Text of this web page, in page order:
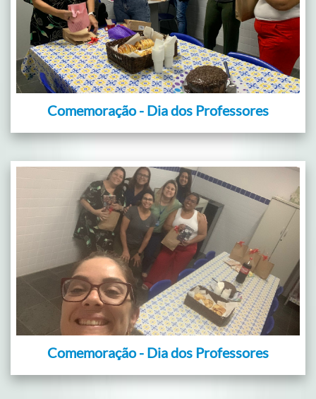
Comemoração - Dia dos Professores
Comemoração - Dia dos Professores